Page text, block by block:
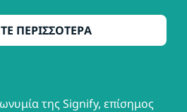
ΠΕΡΙΣΣΟΤΕΡΑ
της Signify, επίσημος